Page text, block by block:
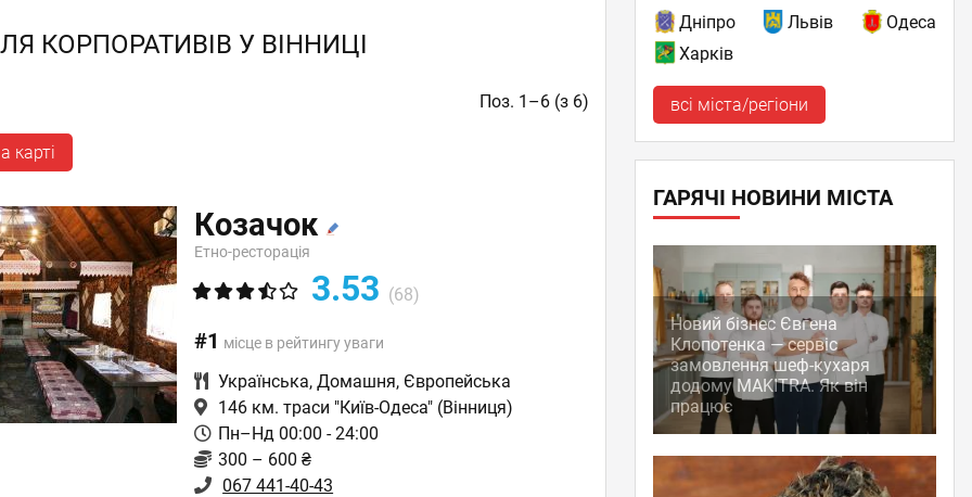
КОРПОРАТИВІВ У ВІННИЦІ
Поз. 1–6 (з 6)
карті
Козачок
Етно-ресторація
3.53 (68)
#1 місце в рейтингу уваги
Українська,Домашня, Європейська
146 км. траси "Київ-Одеса" (Вінниця)
Пн–Нд 00:00 - 24:00
300 – 600 ₴
067 441-40-43
Дніпро Львів
Одеса
Харків
всі міста/регіони
ГАРЯЧІ НОВИНИ МІСТА
Новий бізнес Євгена
Клопотенка — сервіс
замовлення шеф-кухаря
додому MAKITRA. Як він
працює